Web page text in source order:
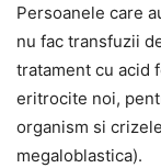
Persoanele care
nu fac transfuzii
tratament cu acid
eritrocite noi,
organism si
megaloblastica).